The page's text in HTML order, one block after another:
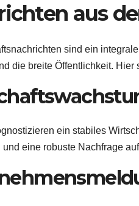
aus
sind ein
die breite Öffentlichkeit.
ein stabiles
und eine robuste Nachfrage